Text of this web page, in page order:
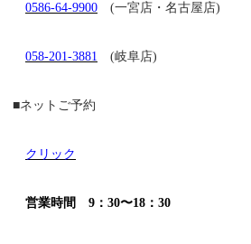
0586-64-9900 (一宮店・名古屋店)
058-201-3881 (岐阜店)
■ネットご予約
クリック
営業時間 9：30〜18：30